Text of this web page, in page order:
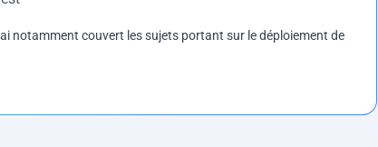
notamment couvert les sujets portant sur le déploiement de